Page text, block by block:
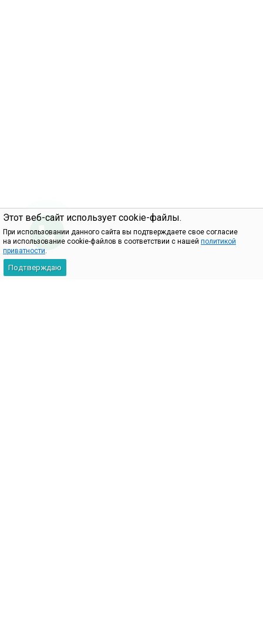
Этот веб-сайт использует cookie-файлы.
При использовании данного сайта вы подтверждаете свое согласие
на использование cookie-файлов в соответствии с нашей политикой
приватности.
Подтверждаю